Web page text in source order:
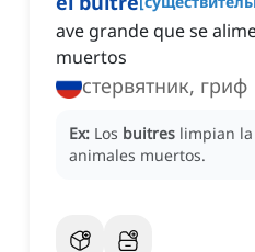
ave grande que se
muertos
стервятник, гриф
Ex: Los buitres limpian
animales muertos.